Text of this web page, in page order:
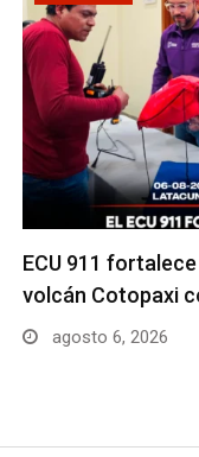
ECU 911
volcán Cotopaxi
agosto 6, 2026